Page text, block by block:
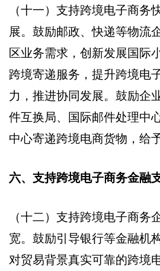
（十一）支持跨境电子商务
展。鼓励邮政、快递等物流
区业务需求，创新发展国际
跨境寄递服务，提升跨境电
力，推进协同发展。鼓励企
件互换局、国际邮件处理中
中心寄递跨境电商货物，给
六、支持跨境电子商务金融
（十二）支持跨境电子商务
宽。鼓励引导银行等金融机
对贸易背景真实可靠的跨境